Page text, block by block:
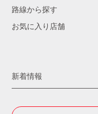
路線から探す
お気に入り店舗
新着情報